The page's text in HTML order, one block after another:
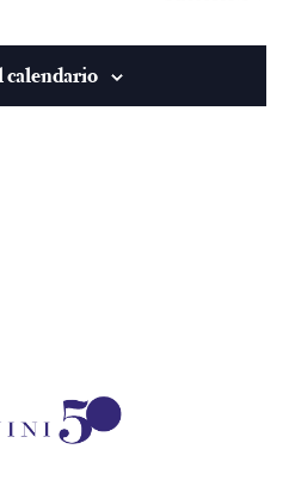
calendario